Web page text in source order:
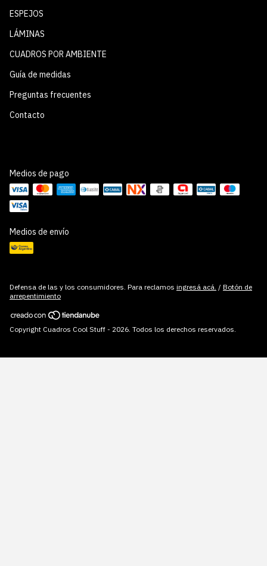
ESPEJOS
LÁMINAS
CUADROS POR AMBIENTE
Guía de medidas
Preguntas frecuentes
Contacto
Medios de pago
Medios de envío
Defensa de las y los consumidores. Para reclamos ingresá acá. / Botón de
arrepentimiento
Copyright Cuadros Cool Stuff - 2026. Todos los derechos reservados.